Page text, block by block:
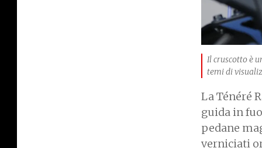
Il cruscotto è
temi di
La Ténéré
guida in
pedane
verniciati